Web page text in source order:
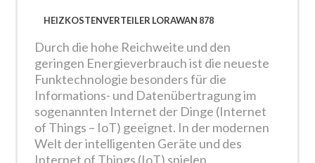
HEIZKOSTENVERTEILER LORAWAN 878
Durch die hohe Reichweite und den
geringen Energieverbrauch ist die neueste
Funktechnologie besonders für die
Informations- und Datenübertragung im
sogenannten Internet der Dinge (Internet
of Things – IoT) geeignet. In der modernen
Welt der intelligenten Geräte und des
Internet of Things (IoT) spielen